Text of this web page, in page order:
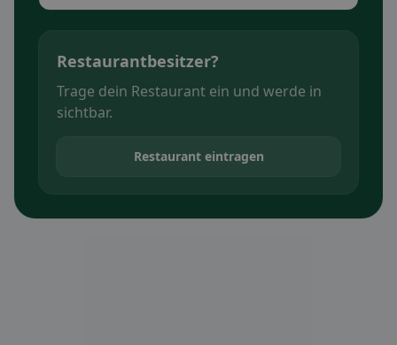
Restaurantbesitzer?
Trage dein Restaurant ein und werde in
sichtbar.
Restaurant eintragen